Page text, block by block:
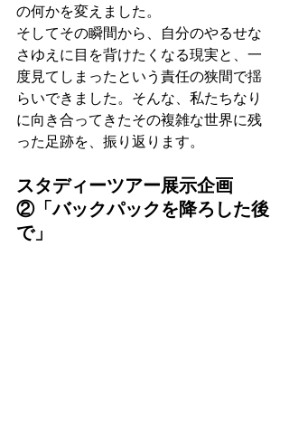
の何かを変えました。
そしてその瞬間から、自分のやるせな
さゆえに目を背けたくなる現実と、一
度見てしまったという責任の狭間で揺
らいできました。そんな、私たちなり
に向き合ってきたその複雑な世界に残
った足跡を、振り返ります。
スタディーツアー展示企画
②「バックパックを降ろした後
で」